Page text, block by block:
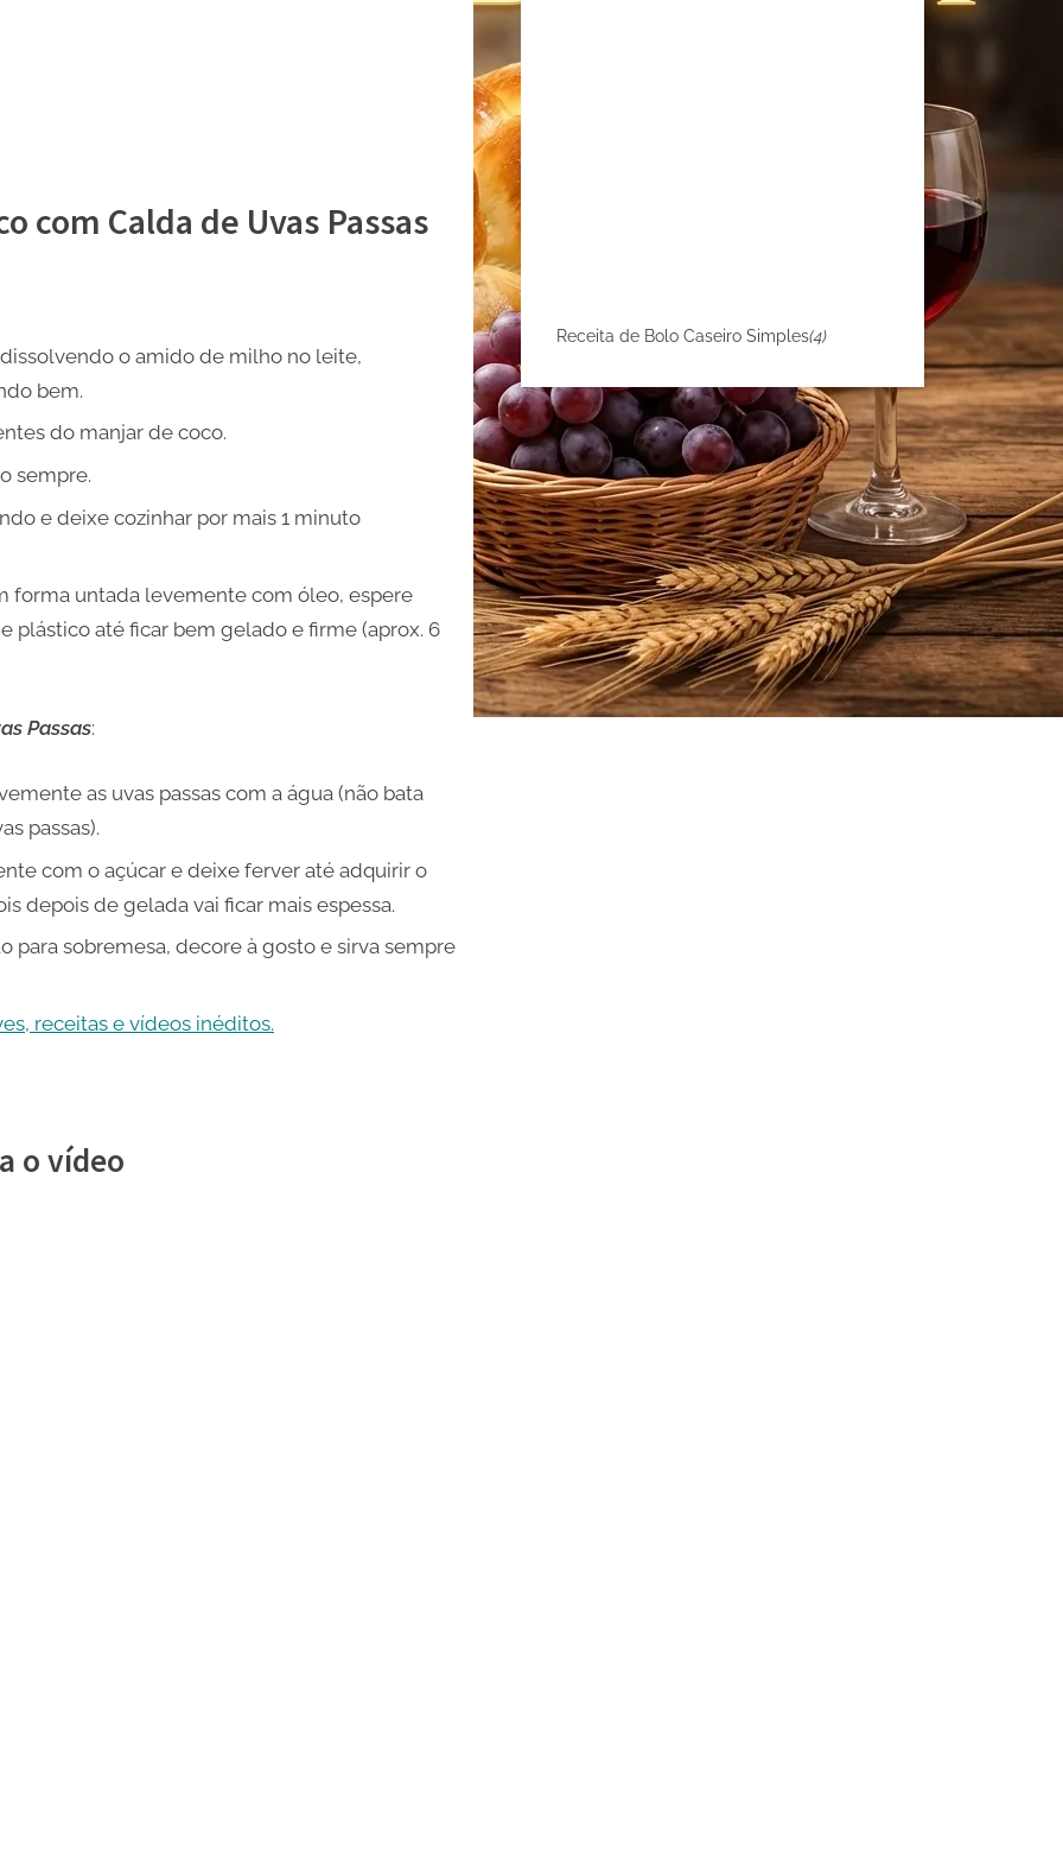
com Calda de Uvas Passas
o amido de milho no leite,
bem.
do manjar de coco.
sempre.
e deixe cozinhar por mais 1 minuto
forma untada levemente com óleo, espere
plástico até ficar bem gelado e firme (aprox. 6
Passas:
as uvas passas com a água (não bata
passas).
com o açúcar e deixe ferver até adquirir o
depois de gelada vai ficar mais espessa.
para sobremesa, decore à gosto e sirva sempre
receitas e vídeos inéditos.
o vídeo
Receita de Bolo Caseiro Simples(4)